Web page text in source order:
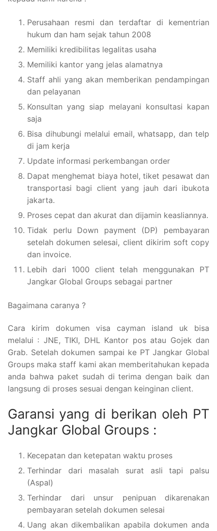
Perusahaan resmi dan terdaftar di kementrian
hukum dan ham sejak tahun 2008
Memiliki kredibilitas legalitas usaha
Memiliki kantor yang jelas alamatnya
Staff ahli yang akan memberikan pendampingan
dan pelayanan
Konsultan yang siap melayani konsultasi kapan
saja
Bisa dihubungi melalui email, whatsapp, dan telp
di jam kerja
Update informasi perkembangan order
Dapat menghemat biaya hotel, tiket pesawat dan
transportasi bagi client yang jauh dari ibukota
jakarta.
Proses cepat dan akurat dan dijamin keasliannya.
Tidak perlu Down payment (DP) pembayaran
setelah dokumen selesai, client dikirim soft copy
dan invoice.
Lebih dari 1000 client telah menggunakan PT
Jangkar Global Groups sebagai partner
Bagaimana caranya ?
Cara kirim dokumen visa cayman island uk bisa
melalui : JNE, TIKI, DHL Kantor pos atau Gojek dan
Grab. Setelah dokumen sampai ke PT Jangkar Global
Groups maka staff kami akan memberitahukan kepada
anda bahwa paket sudah di terima dengan baik dan
langsung di proses sesuai dengan keinginan client.
Garansi yang di berikan oleh PT
Jangkar Global Groups :
Kecepatan dan ketepatan waktu proses
Terhindar dari masalah surat asli tapi palsu
(Aspal)
Terhindar dari unsur penipuan dikarenakan
pembayaran setelah dokumen selesai
Uang akan dikembalikan apabila dokumen anda